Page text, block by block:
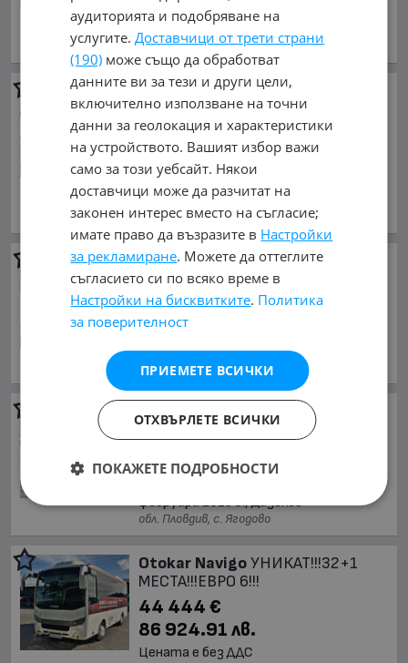
Цената е без ДДС
юли 2011 г., Дизелов
обл. Пловдив, с. Ягодово
Mercedes-Benz Tourismo
M2A!!!TOP!!!
69 000 €
134 952.27 лв.
Цената е без ДДС
август 2011 г., Дизелов
обл. Пловдив, с. Ягодово
Opel VivaroНАПЪЛНО
ОБСЛУЖЕН!!!
9 999 €
19 556.34 лв.
юли 2011 г., Дизелов
обл. Пловдив, с. Ягодово
Opel Vivaro1.6!!!8+ 1 места!!!
13 293.59 €
26 000 лв.
Цената е без ДДС
февруари 2015 г., Дизелов
обл. Пловдив, с. Ягодово
Otokar NavigoУНИКАТ!!!32+1
МЕСТА!!!ЕВРО 6!!!
44 444 €
86 924.91 лв.
Цената е без ДДС
аудиторията и подобряване на
услугите.Доставчици от трети страни
(190) може също да обработват
данните ви за тези и други цели,
включително използване на точни
данни за геолокация и характеристики
на устройството. Вашият избор важи
само за този уебсайт. Някои
доставчици може да разчитат на
законен интерес вместо на съгласие;
имате право да възразите в Настройки
за рекламиране. Можете да оттеглите
съгласието си по всяко време в
Настройки на бисквитките. Политика
за поверителност
ПРИЕМЕТЕ ВСИЧКИ
ОТХВЪРЛЕТЕ ВСИЧКИ
ПОКАЖЕТЕ ПОДРОБНОСТИ